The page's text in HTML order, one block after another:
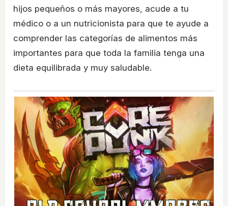
hijos pequeños o más mayores, acude a tu
médico o a un nutricionista para que te ayude a
comprender las categorías de alimentos más
importantes para que toda la familia tenga una
dieta equilibrada y muy saludable.